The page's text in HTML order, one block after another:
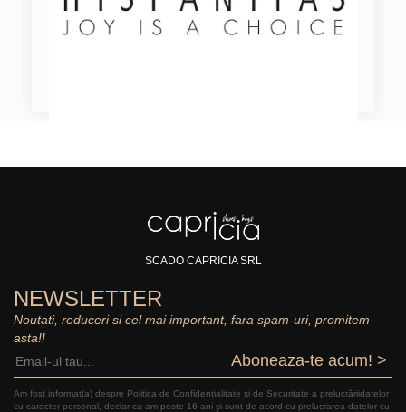
SCADO CAPRICIA SRL
NEWSLETTER
Noutati, reduceri si cel mai important, fara spam-uri, promitem
asta!!
Aboneaza-te acum! >
Am fost informat(a) despre Politica de Confidențialitate şi de Securitate a prelucrăriidatelor
cu caracter personal, declar ca am peste 16 ani și sunt de acord cu prelucrarea datelor cu